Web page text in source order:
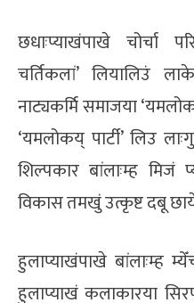
छधाःप्याखंपाखे चोर्चा
चर्तिकलां’ लियालिउं
नाट्यकर्मि समाजया
‘यमलोकय् पार्टी’ लिउ
शिल्पकार बांलाःम्ह
विकास तमखुं उत्कृष्ट दबू
हुलाप्याखंपाखे बांलाःम्ह
हुलाप्याखं कलाकारया